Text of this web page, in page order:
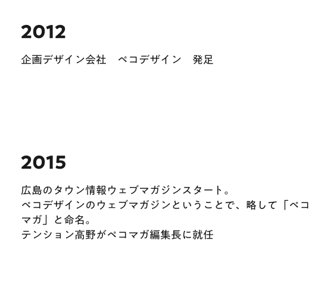
2012
企画デザイン会社 ペコデザイン 発足
2015
広島のタウン情報ウェブマガジンスタート。
ペコデザインのウェブマガジンということで、略して「ペコ
マガ」と命名。
テンション高野がペコマガ編集長に就任